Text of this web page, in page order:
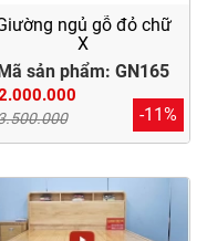
ngủ gỗ đỏ chữ
X
sản phẩm: GN165
-11%